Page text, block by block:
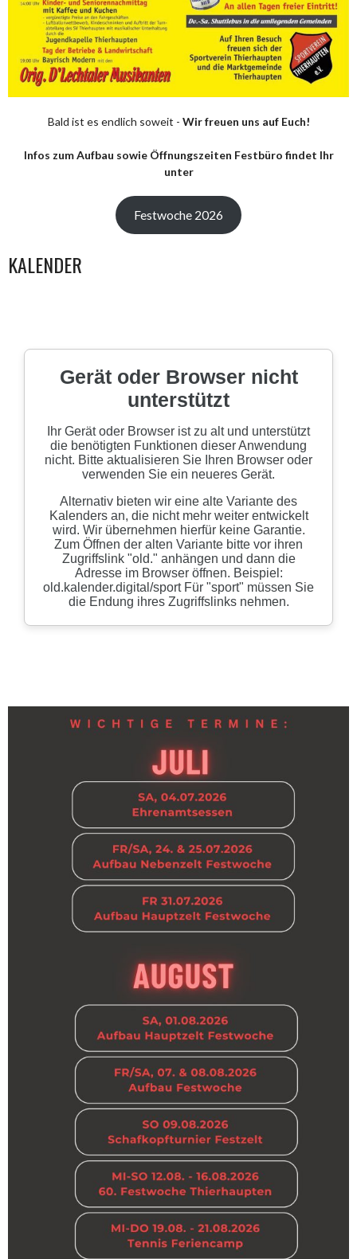
Bald ist es endlich soweit - Wir freuen uns auf Euch!
Infos zum Aufbau sowie Öffnungszeiten Festbüro findet Ihr
unter
Festwoche 2026
KALENDER